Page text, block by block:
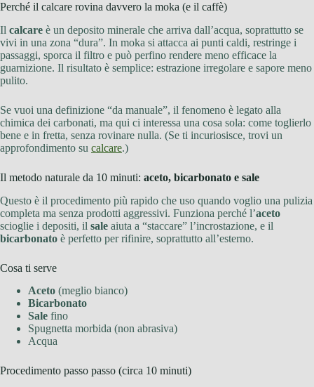
Perché il calcare rovina davvero la moka (e il caffè)
Il calcare è un deposito minerale che arriva dall’acqua, soprattutto se
vivi in una zona “dura”. In moka si attacca ai punti caldi, restringe i
passaggi, sporca il filtro e può perfino rendere meno efficace la
guarnizione. Il risultato è semplice: estrazione irregolare e sapore meno
pulito.
Se vuoi una definizione “da manuale”, il fenomeno è legato alla
chimica dei carbonati, ma qui ci interessa una cosa sola: come toglierlo
bene e in fretta, senza rovinare nulla. (Se ti incuriosisce, trovi un
approfondimento su calcare.)
Il metodo naturale da 10 minuti: aceto, bicarbonato e sale
Questo è il procedimento più rapido che uso quando voglio una pulizia
completa ma senza prodotti aggressivi. Funziona perché l’aceto
scioglie i depositi, il sale aiuta a “staccare” l’incrostazione, e il
bicarbonato è perfetto per rifinire, soprattutto all’esterno.
Cosa ti serve
Aceto (meglio bianco)
Bicarbonato
Sale fino
Spugnetta morbida (non abrasiva)
Acqua
Procedimento passo passo (circa 10 minuti)